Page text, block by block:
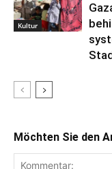
Kultur
Möchten Sie den